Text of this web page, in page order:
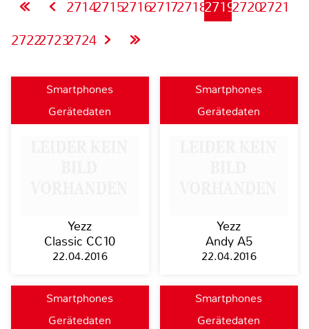
27142715271627172718271927202721
272227232724
Smartphones
Gerätedaten
Yezz
Classic CC10
22.04.2016
Smartphones
Gerätedaten
Yezz
Andy A5
22.04.2016
Smartphones
Gerätedaten
Smartphones
Gerätedaten